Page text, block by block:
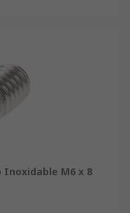
Inoxidable M6 x 8